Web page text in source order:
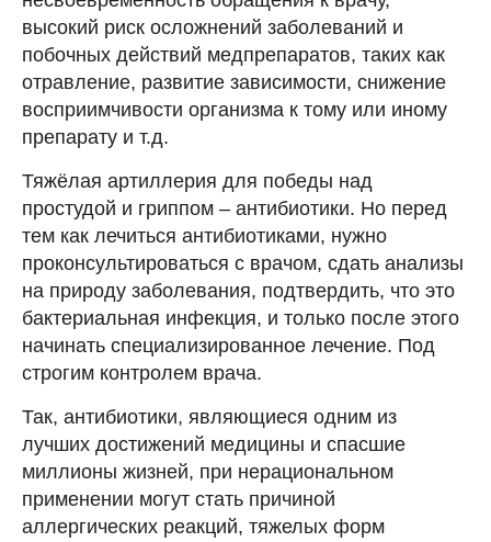
высокий риск осложнений заболеваний и
побочных действий медпрепаратов, таких как
отравление, развитие зависимости, снижение
восприимчивости организма к тому или иному
препарату и т.д.
Тяжёлая артиллерия для победы над
простудой и гриппом – антибиотики. Но перед
тем как лечиться антибиотиками, нужно
проконсультироваться с врачом, сдать анализы
на природу заболевания, подтвердить, что это
бактериальная инфекция, и только после этого
начинать специализированное лечение. Под
строгим контролем врача.
Так, антибиотики, являющиеся одним из
лучших достижений медицины и спасшие
миллионы жизней, при нерациональном
применении могут стать причиной
аллергических реакций, тяжелых форм